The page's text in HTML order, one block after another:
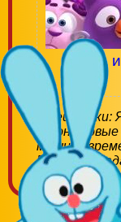
Нюша и
Смешарики:
сезон
машину
Бараш